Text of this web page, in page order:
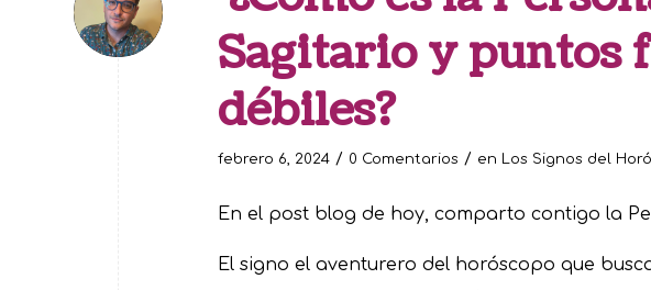
Sagitario y puntos
débiles?
febrero 6, 2024 / 0 Comentarios / en Los Signos del
En el post blog de hoy, comparto contigo la
El signo el aventurero del horóscopo que